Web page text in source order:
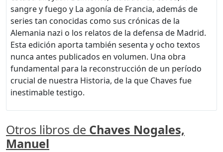
sangre y fuego y La agonía de Francia, además de
series tan conocidas como sus crónicas de la
Alemania nazi o los relatos de la defensa de Madrid.
Esta edición aporta también sesenta y ocho textos
nunca antes publicados en volumen. Una obra
fundamental para la reconstrucción de un período
crucial de nuestra Historia, de la que Chaves fue
inestimable testigo.
Otros libros de Chaves Nogales,
Manuel